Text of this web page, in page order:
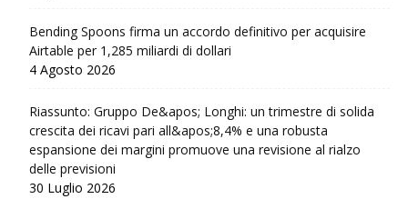
Bending Spoons firma un accordo definitivo per acquisire
Airtable per 1,285 miliardi di dollari
4 Agosto 2026
Riassunto: Gruppo De&apos; Longhi: un trimestre di solida
crescita dei ricavi pari all&apos;8,4% e una robusta
espansione dei margini promuove una revisione al rialzo
delle previsioni
30 Luglio 2026